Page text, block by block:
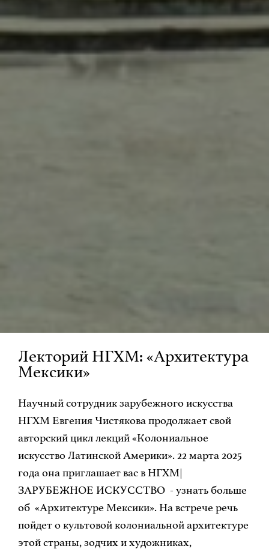
Лекторий НГХМ: «Архитектура
Мексики»
Научный сотрудник зарубежного искусства
НГХМ Евгения Чистякова продолжает свой
авторский цикл лекций «Колониальное
искусство Латинской Америки». 22 марта 2025
года она приглашает вас в НГХМ|
ЗАРУБЕЖНОЕ ИСКУССТВО - узнать больше
об «Архитектуре Мексики». На встрече речь
пойдет о культовой колониальной архитектуре
этой страны, зодчих и художниках,